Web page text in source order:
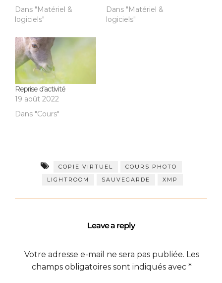
Dans "Matériel &
logiciels"
Dans "Matériel &
logiciels"
Reprise d’activité
19 août 2022
Dans "Cours"
COPIE VIRTUEL
COURS PHOTO
LIGHTROOM
SAUVEGARDE XMP
Leave a reply
Votre adresse e-mail ne sera pas publiée. Les
champs obligatoires sont indiqués avec *